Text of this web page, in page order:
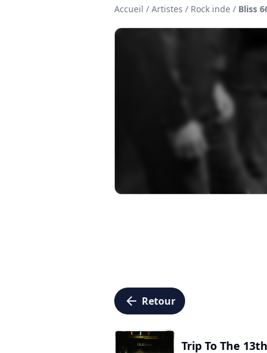
Accueil / Artistes / Rock inde / Bliss
arrow_left Retour
Trip To The 13th